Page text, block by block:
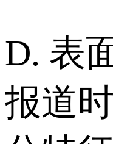
D. 表
报道